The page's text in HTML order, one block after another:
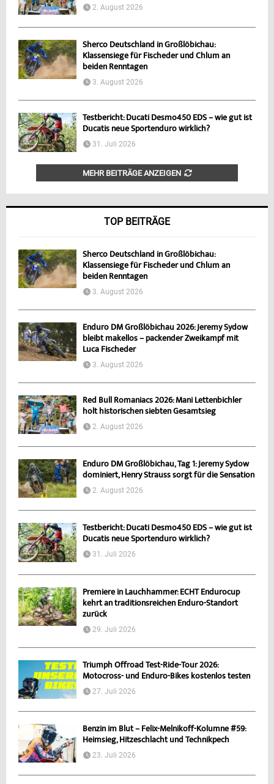
2. August 2026
Sherco Deutschland in Großlöbichau:
Klassensiege für Fischeder und Chlum an
beiden Renntagen
3. August 2026
Testbericht: Ducati Desmo450 EDS – wie gut ist
Ducatis neue Sportenduro wirklich?
31. Juli 2026
MEHR BEITRÄGE ANZEIGEN
TOP BEITRÄGE
Sherco Deutschland in Großlöbichau:
Klassensiege für Fischeder und Chlum an
beiden Renntagen
3. August 2026
Enduro DM Großlöbichau 2026: Jeremy Sydow
bleibt makellos – packender Zweikampf mit
Luca Fischeder
3. August 2026
Red Bull Romaniacs 2026: Mani Lettenbichler
holt historischen siebten Gesamtsieg
2. August 2026
Enduro DM Großlöbichau, Tag 1: Jeremy Sydow
dominiert, Henry Strauss sorgt für die Sensation
2. August 2026
Testbericht: Ducati Desmo450 EDS – wie gut ist
Ducatis neue Sportenduro wirklich?
31. Juli 2026
Premiere in Lauchhammer: ECHT Endurocup
kehrt an traditionsreichen Enduro-Standort
zurück
29. Juli 2026
Triumph Offroad Test-Ride-Tour 2026:
Motocross- und Enduro-Bikes kostenlos testen
27. Juli 2026
Benzin im Blut – Felix-Melnikoff-Kolumne #59:
Heimsieg, Hitzeschlacht und Technikpech
23. Juli 2026